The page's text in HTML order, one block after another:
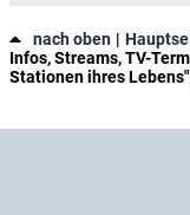
nach oben
Infos, Streams, TV-
Stationen ihres